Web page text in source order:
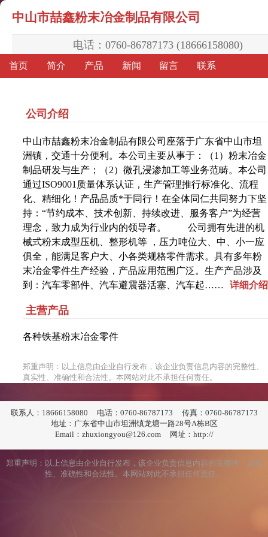
中山市喆鑫粉末冶金制品有限公司
电话： 0760-86787173 (18666158080)
首页 简介 产品 新闻 留言 联系
公司介绍
中山市喆鑫粉末冶金制品有限公司座落于广东省中山市坦
洲镇，交通十分便利。本公司主要从事于：（1）粉末冶金
制品研发与生产；（2）微孔浸渗加工等业务范畴。本公司
通过ISO9001质量体系认证，生产管理推行标准化、流程
化、精细化！产品品质*于同行！在全体同仁共同努力下坚
持：“节约成本、技术创新、持续改进、服务客户”为经营
理念，致力成为行业内的领导者。 公司拥有先进的机
械式粉末成型压机、整形机等 ，压力吨位大、中、小一应
俱全，能满足客户大、小各类规格零件需求。具有多年粉
末冶金零件生产经验，产品应用范围广泛。生产产品涉及
到：汽车零部件、汽车避震器活塞、汽车起……
详细介绍
主营产品
各种铁基粉末冶金零件
郑重声明：以上信息由企业自行发布，该企业负责信息内容的完整性、
真实性、准确性和合法性。本网站对此不承担任何责任。
联系人：18666158080 电话：0760-86787173
传真：0760-86787173
地址：广东省中山市坦洲镇龙塘一路28号A栋B区
Email：zhuxiongyou@126.com
网址：http://
郑重声明：以上信息由企业自行发布，该企业负责信息内容的完整性、真实
性、准确性和合法性。本网站对此不承担任何责任。